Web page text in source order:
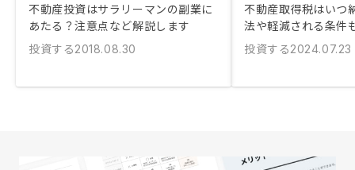
不動産投資はサラリーマンの副業に
あたる？注意点など解説します
投資する2018.08.30
不動産取得税はいつ
法や軽減される条件
投資する2024.07.23